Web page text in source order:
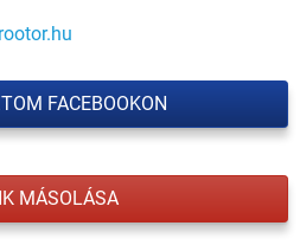
FACEBOOKON
MÁSOLÁSA